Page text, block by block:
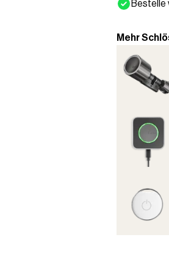
Bestelle
Mehr